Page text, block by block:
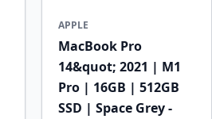
APPLE
MacBook Pro
14&quot; 2021 | M1
Pro | 16GB | 512GB
SSD | Space Grey -